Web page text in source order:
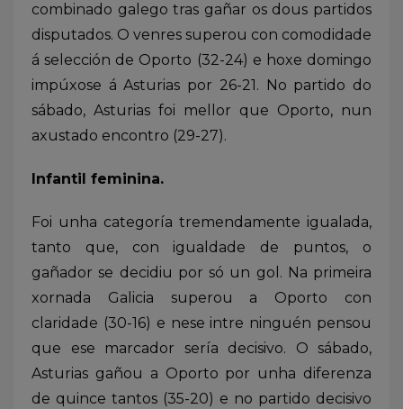
combinado galego tras gañar os dous partidos
disputados. O venres superou con comodidade
á selección de Oporto (32-24) e hoxe domingo
impúxose á Asturias por 26-21. No partido do
sábado, Asturias foi mellor que Oporto, nun
axustado encontro (29-27).
Infantil feminina.
Foi unha categoría tremendamente igualada,
tanto que, con igualdade de puntos, o
gañador se decidiu por só un gol. Na primeira
xornada Galicia superou a Oporto con
claridade (30-16) e nese intre ninguén pensou
que ese marcador sería decisivo. O sábado,
Asturias gañou a Oporto por unha diferenza
de quince tantos (35-20) e no partido decisivo